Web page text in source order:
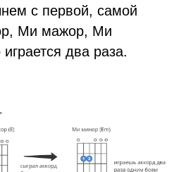
с первой, самой
Ми мажор, Ми
два раза.